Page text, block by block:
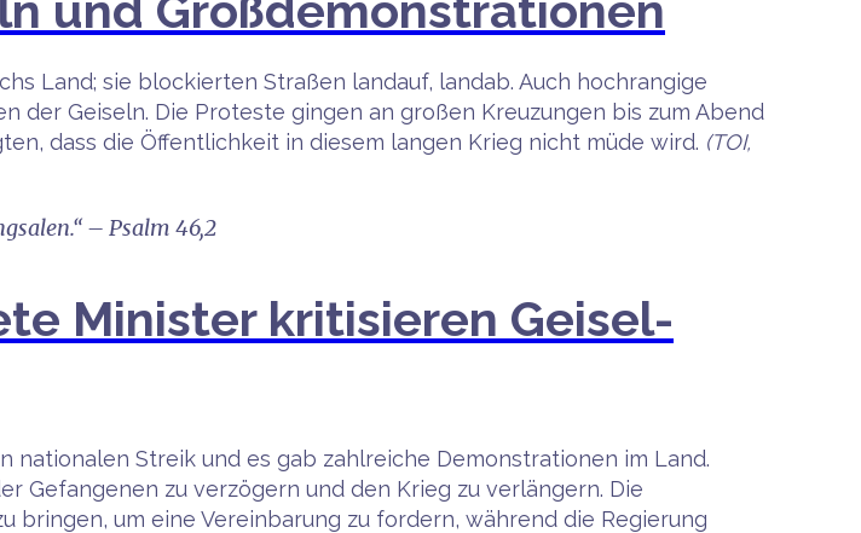
Land; sie blockierten Straßen landauf, landab. Auch hochrangige
der Geiseln. Die Proteste gingen an großen Kreuzungen bis zum Abend
dass die Öffentlichkeit in diesem langen Krieg nicht müde wird. (TOI,
– Psalm 46,2
Minister kritisieren Geisel-
nationalen Streik und es gab zahlreiche Demonstrationen im Land.
Gefangenen zu verzögern und den Krieg zu verlängern. Die
um eine Vereinbarung zu fordern, während die Regierung